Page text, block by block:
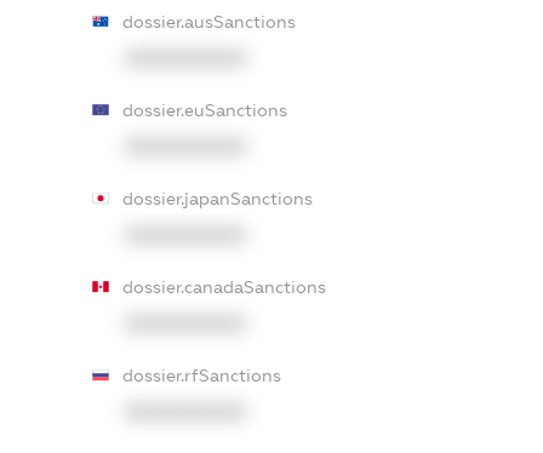
dossier.ausSanctions
dossier.euSanctions
dossier.japanSanctions
dossier.canadaSanctions
dossier.rfSanctions